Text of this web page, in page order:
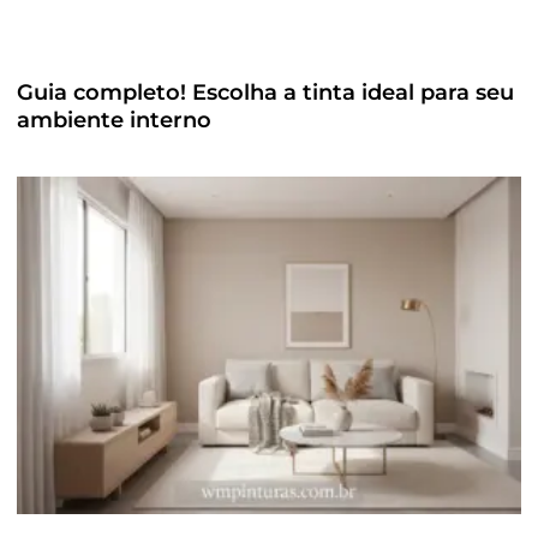
Guia completo! Escolha a tinta ideal para seu
ambiente interno